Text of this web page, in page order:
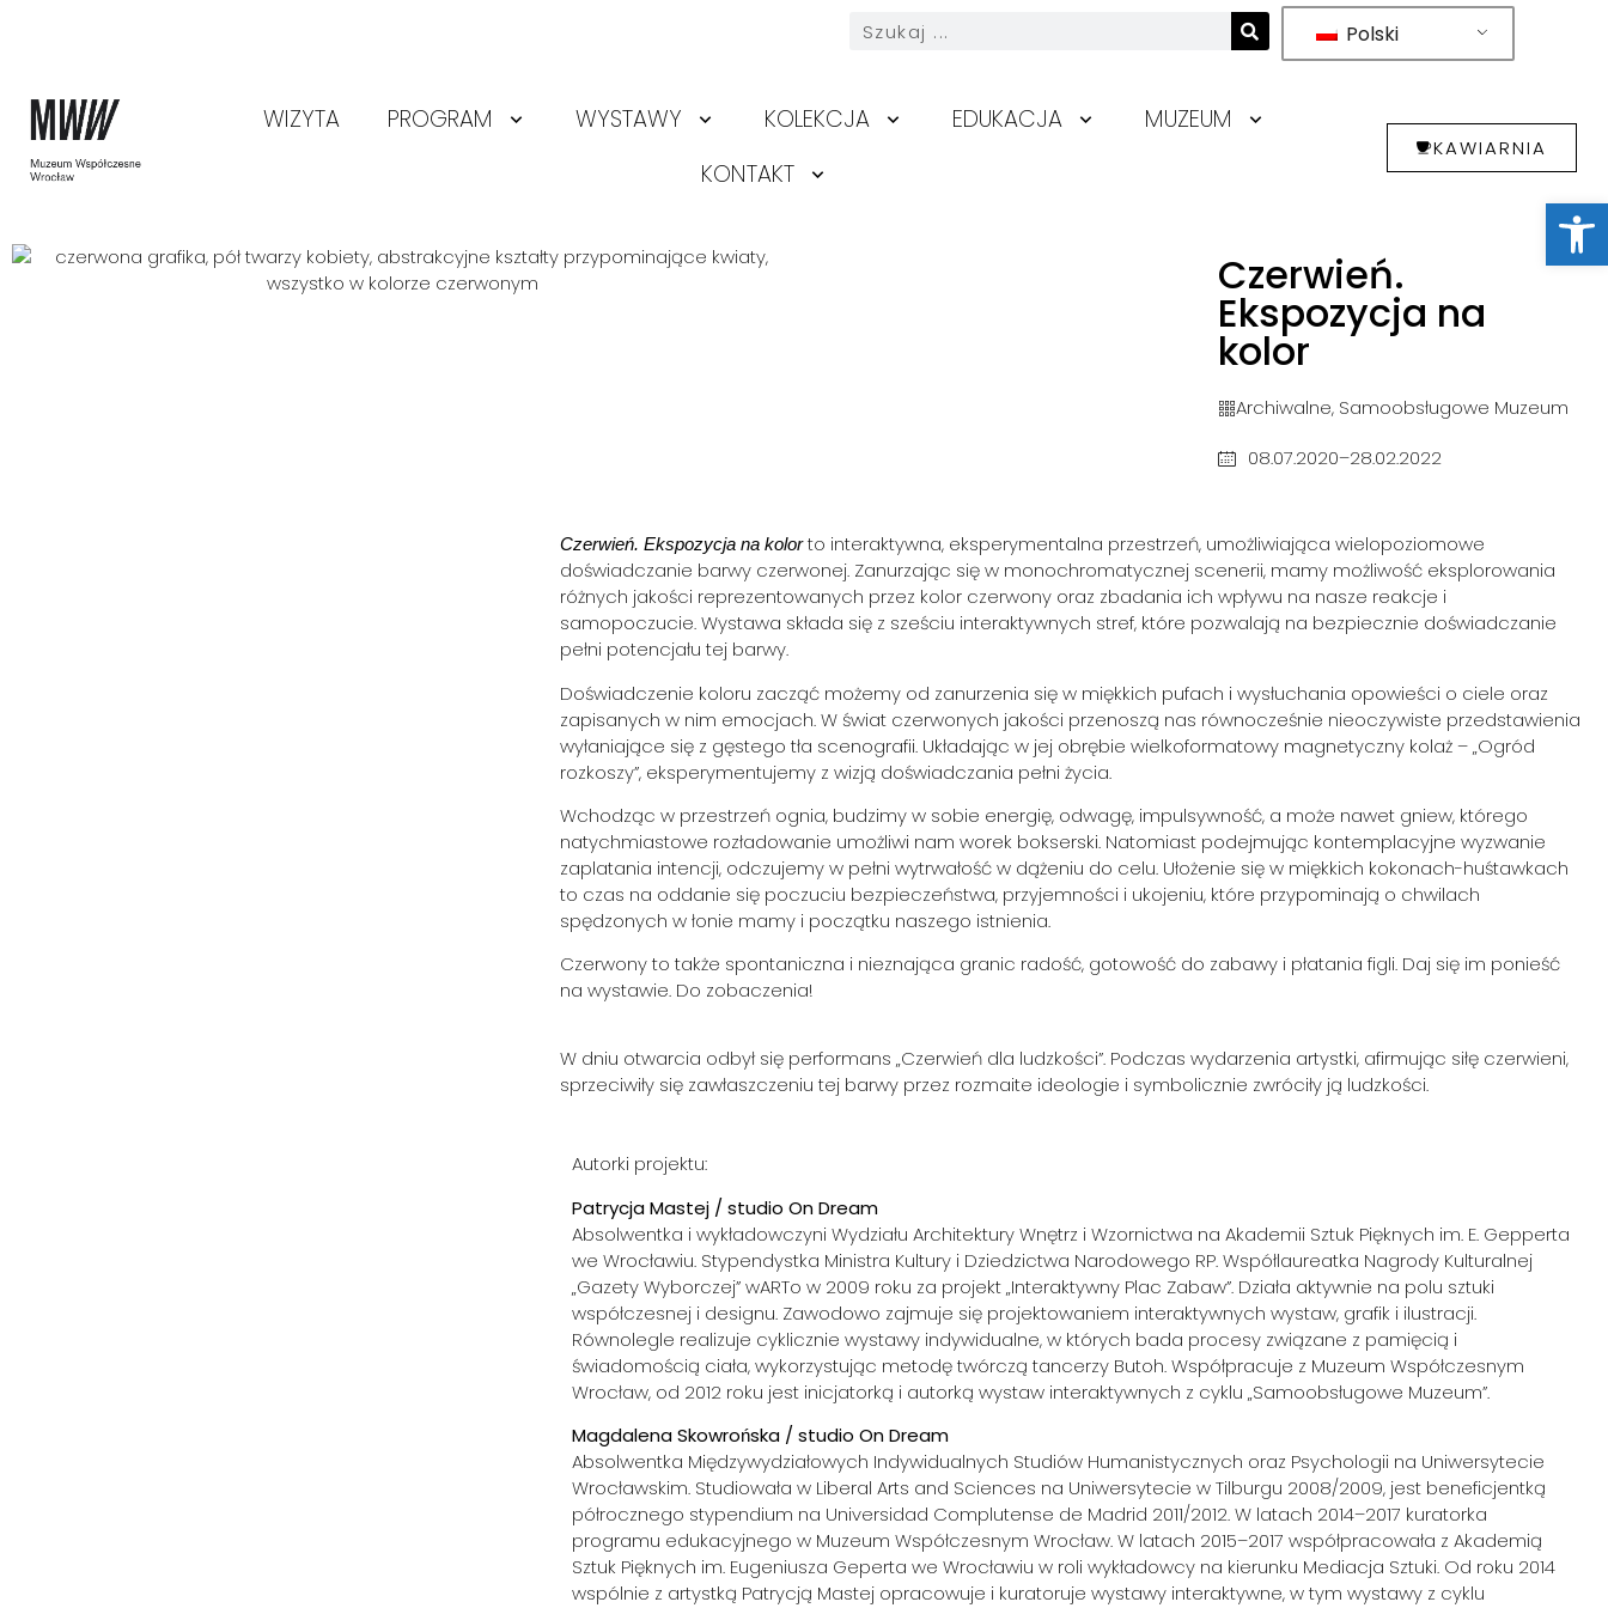
Polski
WIZYTA PROGRAM WYSTAWY KOLEKCJA EDUKACJA
MUZEUM
KONTAKT
KAWIARNIA
Czerwień.
Ekspozycja na
kolor
Archiwalne, Samoobsługowe Muzeum
08.07.2020–28.02.2022
Czerwień. Ekspozycja na kolorto interaktywna, eksperymentalna przestrzeń, umożliwiająca wielopoziomowe
doświadczanie barwy czerwonej. Zanurzając się w monochromatycznej scenerii, mamy możliwość eksplorowania
różnych jakości reprezentowanych przez kolor czerwony oraz zbadania ich wpływu na nasze reakcje i
samopoczucie. Wystawa składa się z sześciu interaktywnych stref, które pozwalają na bezpiecznie doświadczanie
pełni potencjału tej barwy.
Doświadczenie koloru zacząć możemy od zanurzenia się w miękkich pufach i wysłuchania opowieści o ciele oraz
zapisanych w nim emocjach. W świat czerwonych jakości przenoszą nas równocześnie nieoczywiste przedstawienia
wyłaniające się z gęstego tła scenografii. Układając w jej obrębie wielkoformatowy magnetyczny kolaż – „Ogród
rozkoszy”, eksperymentujemy z wizją doświadczania pełni życia.
Wchodząc w przestrzeń ognia, budzimy w sobie energię, odwagę, impulsywność, a może nawet gniew, którego
natychmiastowe rozładowanie umożliwi nam worek bokserski. Natomiast podejmując kontemplacyjne wyzwanie
zaplatania intencji, odczujemy w pełni wytrwałość w dążeniu do celu. Ułożenie się w miękkich kokonach-huśtawkach
to czas na oddanie się poczuciu bezpieczeństwa, przyjemności i ukojeniu, które przypominają o chwilach
spędzonych w łonie mamy i początku naszego istnienia.
Czerwony to także spontaniczna i nieznająca granic radość, gotowość do zabawy i płatania figli. Daj się im ponieść
na wystawie. Do zobaczenia!
W dniu otwarcia odbył się performans „Czerwień dla ludzkości”. Podczas wydarzenia artystki, afirmując siłę czerwieni,
sprzeciwiły się zawłaszczeniu tej barwy przez rozmaite ideologie i symbolicznie zwróciły ją ludzkości.
Autorki projektu:
Patrycja Mastej /studio On Dream
Absolwentka i wykładowczyni Wydziału Architektury Wnętrz i Wzornictwa na Akademii Sztuk Pięknych im. E. Gepperta
we Wrocławiu. Stypendystka Ministra Kultury i Dziedzictwa Narodowego RP. Współlaureatka Nagrody Kulturalnej
„Gazety Wyborczej” wARTo w 2009 roku za projekt „Interaktywny Plac Zabaw”. Działa aktywnie na polu sztuki
współczesnej i designu. Zawodowo zajmuje się projektowaniem interaktywnych wystaw, grafik i ilustracji.
Równolegle realizuje cyklicznie wystawy indywidualne, w których bada procesy związane z pamięcią i
świadomością ciała, wykorzystując metodę twórczą tancerzy Butoh. Współpracuje z Muzeum Współczesnym
Wrocław, od 2012 roku jest inicjatorką i autorką wystaw interaktywnych z cyklu „Samoobsługowe Muzeum”.
Magdalena Skowrońska / studio On Dream
Absolwentka Międzywydziałowych Indywidualnych Studiów Humanistycznych oraz Psychologii na Uniwersytecie
Wrocławskim. Studiowała w Liberal Arts and Sciences na Uniwersytecie w Tilburgu 2008/2009, jest beneficjentką
półrocznego stypendium na Universidad Complutense de Madrid 2011/2012. W latach 2014–2017 kuratorka
programu edukacyjnego w Muzeum Współczesnym Wrocław. W latach 2015–2017 współpracowała z Akademią
Sztuk Pięknych im. Eugeniusza Geperta we Wrocławiu w roli wykładowcy na kierunku Mediacja Sztuki. Od roku 2014
wspólnie z artystką Patrycją Mastej opracowuje i kuratoruje wystawy interaktywne, w tym wystawy z cyklu